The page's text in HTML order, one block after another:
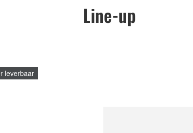
Line-up
leverbaar